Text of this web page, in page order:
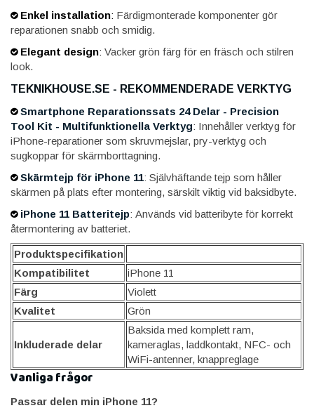
Enkel installation: Färdigmonterade komponenter gör
reparationen snabb och smidig.
Elegant design: Vacker grön färg för en fräsch och stilren
look.
TEKNIKHOUSE.SE - REKOMMENDERADE VERKTYG
Smartphone Reparationssats 24 Delar - Precision
Tool Kit - Multifunktionella Verktyg: Innehåller verktyg för
iPhone-reparationer som skruvmejslar, pry-verktyg och
sugkoppar för skärmborttagning.
Skärmtejp för iPhone 11: Självhäftande tejp som håller
skärmen på plats efter montering, särskilt viktig vid baksidbyte.
iPhone 11 Batteritejp: Används vid batteribyte för korrekt
återmontering av batteriet.
Produktspecifikation
Kompatibilitet
iPhone 11
Färg
Violett
Kvalitet
Grön
Inkluderade delar
Baksida med komplett ram,
kameraglas, laddkontakt, NFC- och
WiFi-antenner, knappreglage
Vanliga frågor
Passar delen min iPhone 11?